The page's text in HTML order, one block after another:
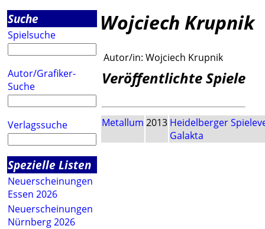
Suche
Spielsuche
Autor/Grafiker-
Suche
Verlagssuche
Spezielle Listen
Neuerscheinungen
Essen 2026
Neuerscheinungen
Nürnberg 2026
Wojciech Krupnik
Autor/in: Wojciech Krupnik
Veröffentlichte Spiele
Metallum 2013 Heidelberger
Galakta